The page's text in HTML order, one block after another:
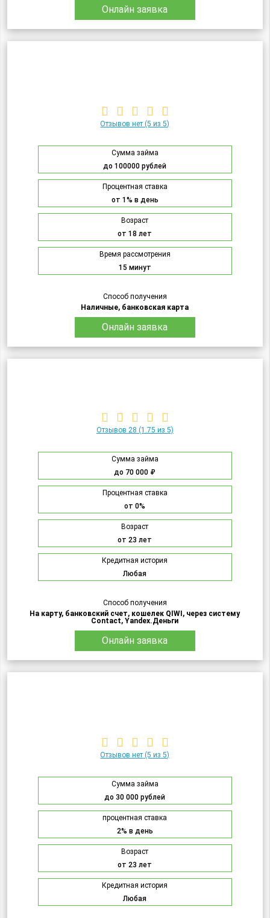
Онлайн заявка
Отзывов нет (5 из 5)
Сумма займа
до 100000 рублей
Процентная ставка
от 1% в день
Возраст
от 18 лет
Время рассмотрения
15 минут
Способ получения
Наличные, банковская карта
Онлайн заявка
Отзывов 28 (1.75 из 5)
Сумма займа
до 70 000 ₽
Процентная ставка
от 0%
Возраст
от 23 лет
Кредитная история
Любая
Способ получения
На карту, банковский счет, кошелек QIWI, через систему
Contact, Yandex.Деньги
Онлайн заявка
Отзывов нет (5 из 5)
Сумма займа
до 30 000 рублей
процентная ставка
2% в день
Возраст
от 23 лет
Кредитная история
Любая